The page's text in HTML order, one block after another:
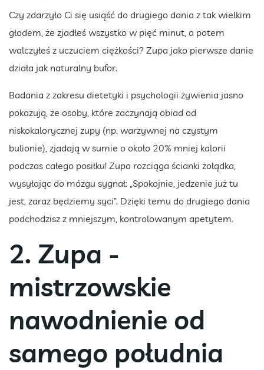
Czy zdarzyło Ci się usiąść do drugiego dania z tak wielkim
głodem, że zjadłeś wszystko w pięć minut, a potem
walczyłeś z uczuciem ciężkości? Zupa jako pierwsze danie
działa jak naturalny bufor.
Badania z zakresu dietetyki i psychologii żywienia jasno
pokazują, że osoby, które zaczynają obiad od
niskokalorycznej zupy (np. warzywnej na czystym
bulionie), zjadają w sumie o około 20% mniej kalorii
podczas całego posiłku! Zupa rozciąga ścianki żołądka,
wysyłając do mózgu sygnał: „Spokojnie, jedzenie już tu
jest, zaraz będziemy syci”. Dzięki temu do drugiego dania
podchodzisz z mniejszym, kontrolowanym apetytem.
2. Zupa -
mistrzowskie
nawodnienie od
samego południa